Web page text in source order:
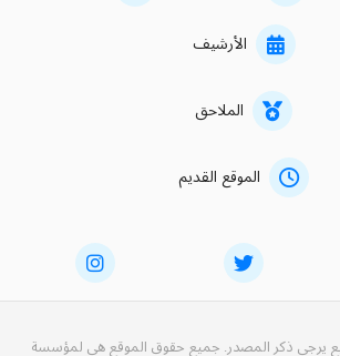
الأرشيف
الملاحق
الموقع القديم
يرجى ذكر المصدر. جميع حقوق الموقع هي لمؤسسة